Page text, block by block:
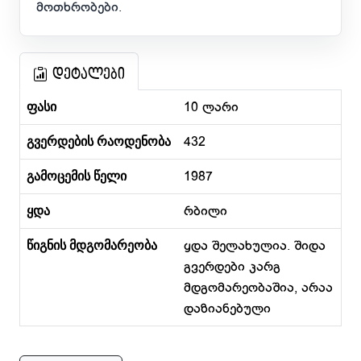
მოთხრობები.
დეტალები
ფასი 10 ლარი
გვერდების რაოდენობა 432
გამოცემის წელი 1987
ყდა რბილი
წიგნის მდგომარეობა
ყდა შელახულია. შიდა
გვერდები კარგ
მდგომარეობაშია, არაა
დაზიანებული